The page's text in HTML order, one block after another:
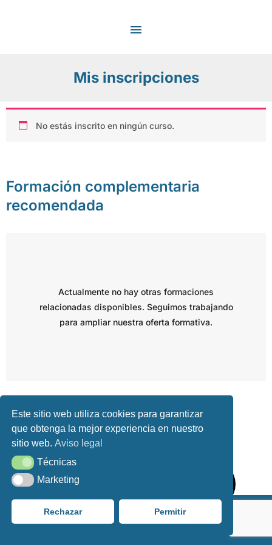
Mis inscripciones
No estás inscrito en ningún curso.
Formación complementaria
recomendada
Actualmente no hay otras formaciones
relacionadas disponibles. Seguimos trabajando
para ampliar nuestra oferta formativa.
VOLVER AL CATÁLOGO FORMATIVO
Aviso Legal
Este sitio web utiliza cookies para garantizar
que obtenga la mejor experiencia en nuestro
sitio web.Aviso legal
TécnicasTécnicas
MarketingMarketing
Rechazar Permitir